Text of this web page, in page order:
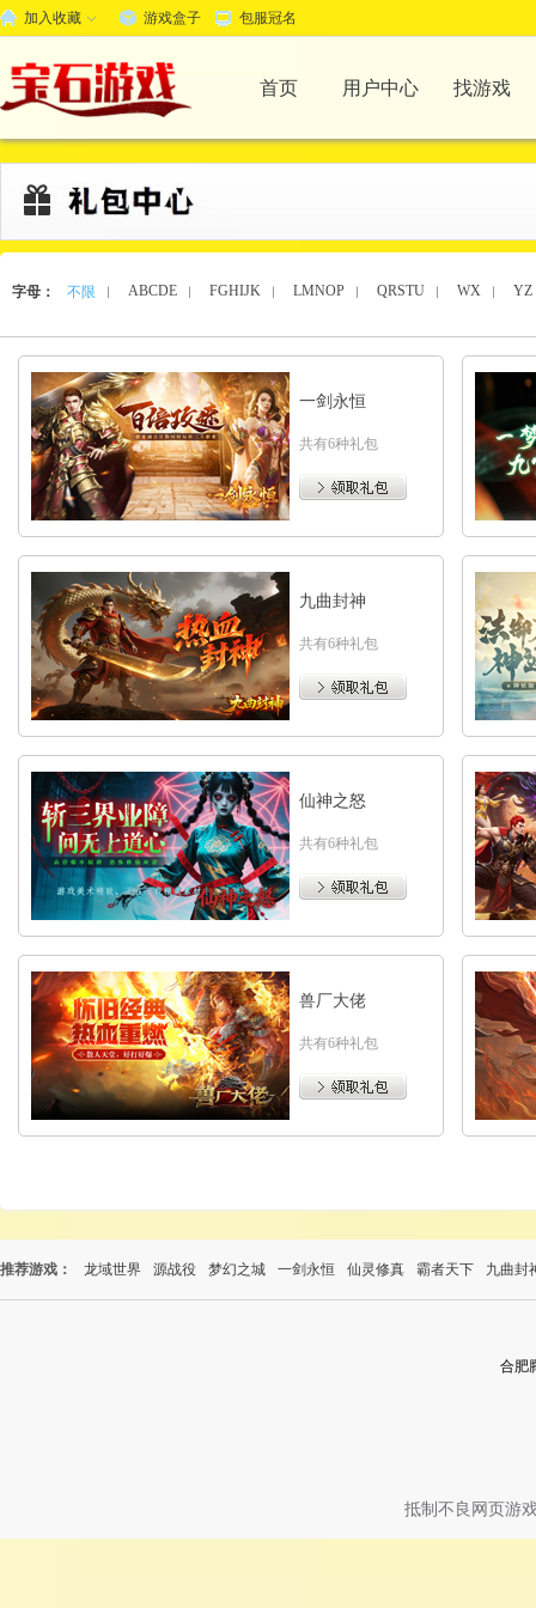
加入收藏 游戏盒子 包服冠名
首页 用户中心 找游戏
字母： 不限 ︱ ABCDE ︱ FGHIJK ︱ LMNOP ︱ QRSTU ︱ WX ︱ YZ
一剑永恒
共有6种礼包
九曲封神
共有6种礼包
仙神之怒
共有6种礼包
兽厂大佬
共有6种礼包
推荐游戏： 龙域世界 源战役 梦幻之城 一剑永恒 仙灵修真 霸者天下 九曲封
合肥
抵制不良网页游